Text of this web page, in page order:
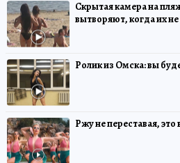
Скрытая камера на
вытворяют, когда их
Ролик из Омска: вы
Ржу не переставая,